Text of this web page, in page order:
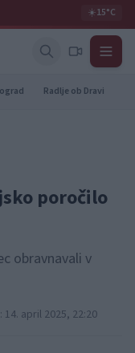
☀️15°C
Radlje ob Dravi
poročilo
obravnavali v
april 2025, 22:20